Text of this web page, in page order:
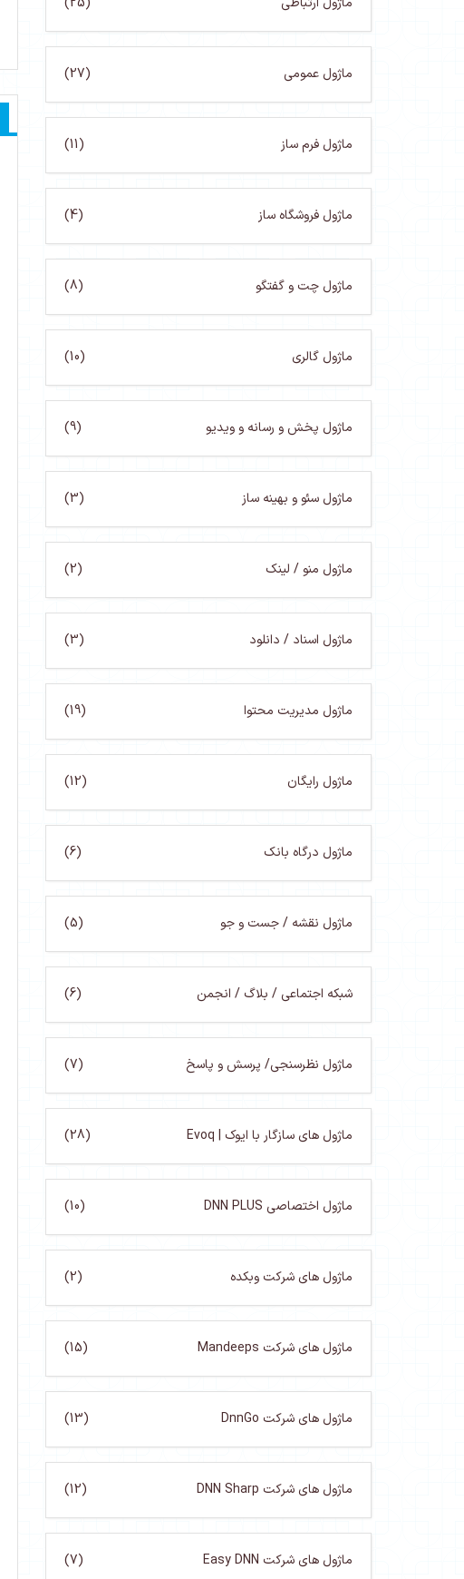
ماژول عمومی (27)
ماژول فرم ساز (11)
ماژول فروشگاه ساز (4)
ماژول چت و گفتگو (8)
ماژول گالری (10)
ماژول پخش و رسانه و ویدیو (9)
ماژول سئو و بهینه ساز (3)
ماژول منو / لینک (2)
ماژول اسناد / دانلود (3)
ماژول مدیریت محتوا (19)
ماژول رایگان (12)
ماژول درگاه بانک (6)
ماژول نقشه / جست و جو (5)
شبکه اجتماعی / بلاگ / انجمن (6)
ماژول نظرسنجی/ پرسش و پاسخ (7)
ماژول های سازگار با ایوک | Evoq (28)
ماژول اختصاصی DNN PLUS (10)
ماژول های شرکت وبکده (2)
ماژول های شرکت Mandeeps (15)
ماژول های شرکت DnnGo (13)
ماژول های شرکت DNN Sharp (12)
ماژول های شرکت Easy DNN (7)